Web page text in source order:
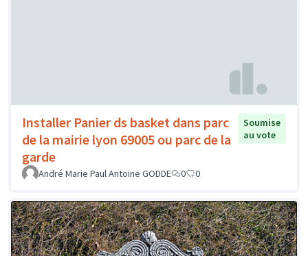
Installer Panier ds basket dans parc
de la mairie lyon 69005 ou parc de la
garde
Soumise
au vote
André Marie Paul Antoine GODDE 0 0